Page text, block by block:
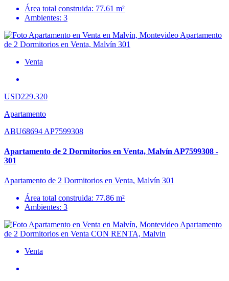
Área total construida: 77.61 m²
Ambientes: 3
Venta
USD229.320
Apartamento
ABU68694 AP7599308
Apartamento de 2 Dormitorios en Venta, Malvín AP7599308 -
301
Apartamento de 2 Dormitorios en Venta, Malvín 301
Área total construida: 77.86 m²
Ambientes: 3
Venta